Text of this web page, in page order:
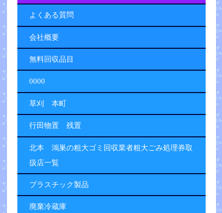
よくある質問
会社概要
無料回収品目
0000
草刈 本町
行田物置 残置
北本 鴻巣の粗大ゴミ回収業者粗大ごみ処理券取
扱店一覧
プラスチック製品
廃棄冷蔵庫